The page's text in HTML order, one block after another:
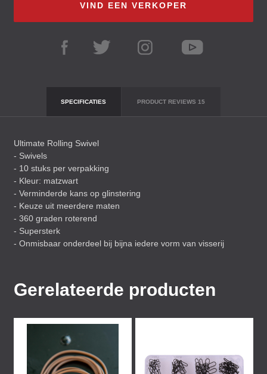
VIND EEN VERKOPER
SPECIFICATIES PRODUCT REVIEWS 15
Ultimate Rolling Swivel
- Swivels
- 10 stuks per verpakking
- Kleur: matzwart
- Verminderde kans op glinstering
- Keuze uit meerdere maten
- 360 graden roterend
- Supersterk
- Onmisbaar onderdeel bij bijna iedere vorm van visserij
Gerelateerde producten